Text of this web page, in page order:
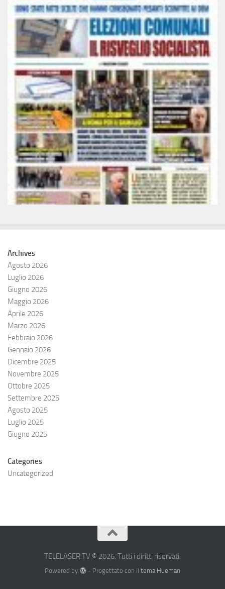
Archives
Agosto 2026
Luglio 2026
Giugno 2026
Maggio 2026
Aprile 2026
Marzo 2026
Febbraio 2026
Gennaio 2026
Dicembre 2025
Novembre 2025
Ottobre 2025
Settembre 2025
Agosto 2025
Luglio 2025
Giugno 2025
Categories
Uncategorized
TELELASER.TV © 2026. Tutti i diritti riservati.
Powered by - Progettato con il tema Hueman